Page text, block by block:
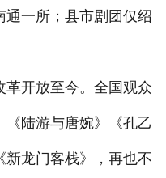
一所；县市剧团仅绍
开放至今。全国观众
陆游与唐婉》《孔乙
新龙门客栈》，再也不